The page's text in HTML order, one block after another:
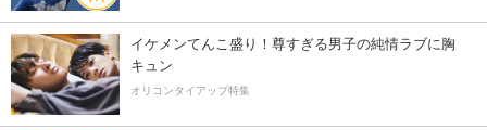
イケメンてんこ盛り！尊すぎる男子の純情ラブに胸
キュン
オリコンタイアップ特集